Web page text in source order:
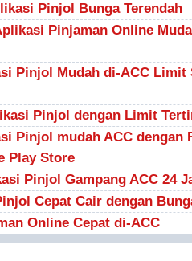
Pinjol Bunga Terendah
Pinjaman Online
Pinjol Mudah di-ACC Limit
Pinjol dengan Limit
Pinjol mudah ACC dengan
Play Store
Pinjol Gampang ACC 24
Cepat Cair dengan
Online Cepat di-ACC